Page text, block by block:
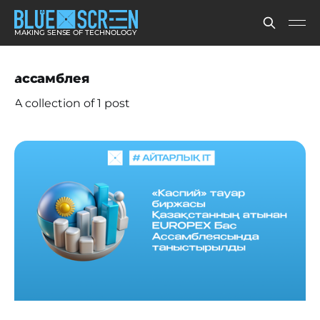
MAKING SENSE OF TECHNOLOGY
ассамблея
A collection of 1 post